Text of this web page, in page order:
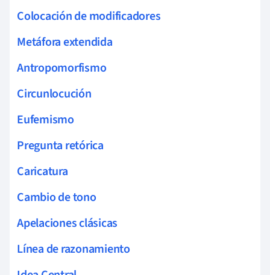
Colocación de modificadores
Metáfora extendida
Antropomorfismo
Circunlocución
Eufemismo
Pregunta retórica
Caricatura
Cambio de tono
Apelaciones clásicas
Línea de razonamiento